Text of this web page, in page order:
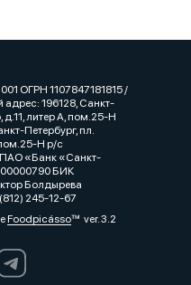
ОГРН 1107847181815 /
196128, Санкт-
д.11, литер А, пом.25-Н
Петербург, пл.
Н р/с
«Банк «Санкт-
БИК
Болдырева
245-12-67
Foodpicássover. 3.2